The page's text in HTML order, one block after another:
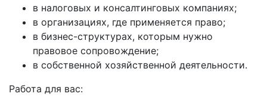
в налоговых и консалтинговых компаниях;
в организациях, где применяется право;
в бизнес-структурах, которым нужно
правовое сопровождение;
в собственной хозяйственной деятельности.
Работа для вас: